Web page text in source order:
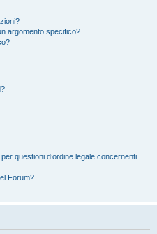
argomento specifico?
questioni d’ordine legale concernenti
Forum?